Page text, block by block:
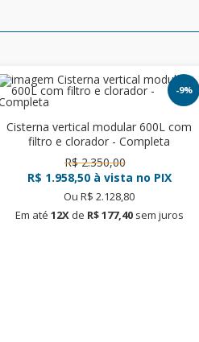
-9%
Cisterna vertical modular 600L com
filtro e clorador - Completa
R$ 2.350,00
R$ 1.958,50à vista no PIX
Ou R$ 2.128,80
Em até 12X de R$ 177,40sem juros